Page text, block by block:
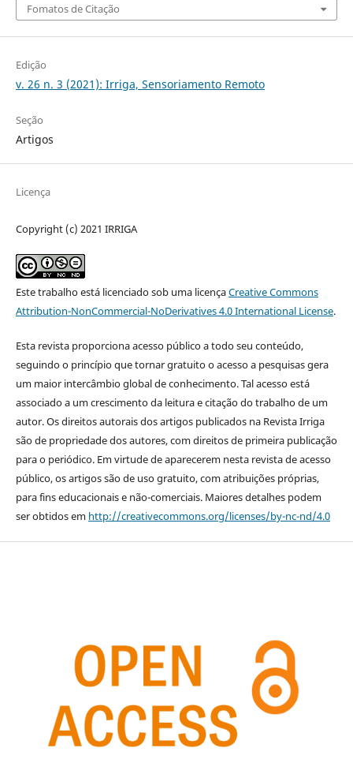
Fomatos de Citação
Edição
v. 26 n. 3 (2021): Irriga, Sensoriamento Remoto
Seção
Artigos
Licença
Copyright (c) 2021 IRRIGA
Este trabalho está licenciado sob uma licençaCreative Commons
Attribution-NonCommercial-NoDerivatives 4.0 International License.
Esta revista proporciona acesso público a todo seu conteúdo,
seguindo o princípio que tornar gratuito o acesso a pesquisas gera
um maior intercâmbio global de conhecimento. Tal acesso está
associado a um crescimento da leitura e citação do trabalho de um
autor. Os direitos autorais dos artigos publicados na Revista Irriga
são de propriedade dos autores, com direitos de primeira publicação
para o periódico. Em virtude de aparecerem nesta revista de acesso
público, os artigos são de uso gratuito, com atribuições próprias,
para fins educacionais e não-comerciais. Maiores detalhes podem
ser obtidos em http://creativecommons.org/licenses/by-nc-nd/4.0